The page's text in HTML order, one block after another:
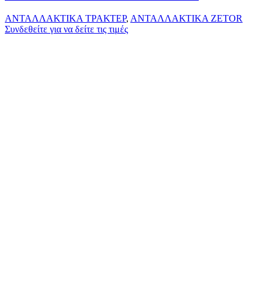
ΑΝΤΑΛΛΑΚΤΙΚΑ ΤΡΑΚΤΕΡ, ΑΝΤΑΛΛΑΚΤΙΚΑ ZETOR
Συνδεθείτε για να δείτε τις τιμές